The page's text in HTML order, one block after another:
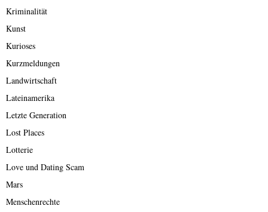
Kriminalität
Kunst
Kurioses
Kurzmeldungen
Landwirtschaft
Lateinamerika
Letzte Generation
Lost Places
Lotterie
Love und Dating Scam
Mars
Menschenrechte